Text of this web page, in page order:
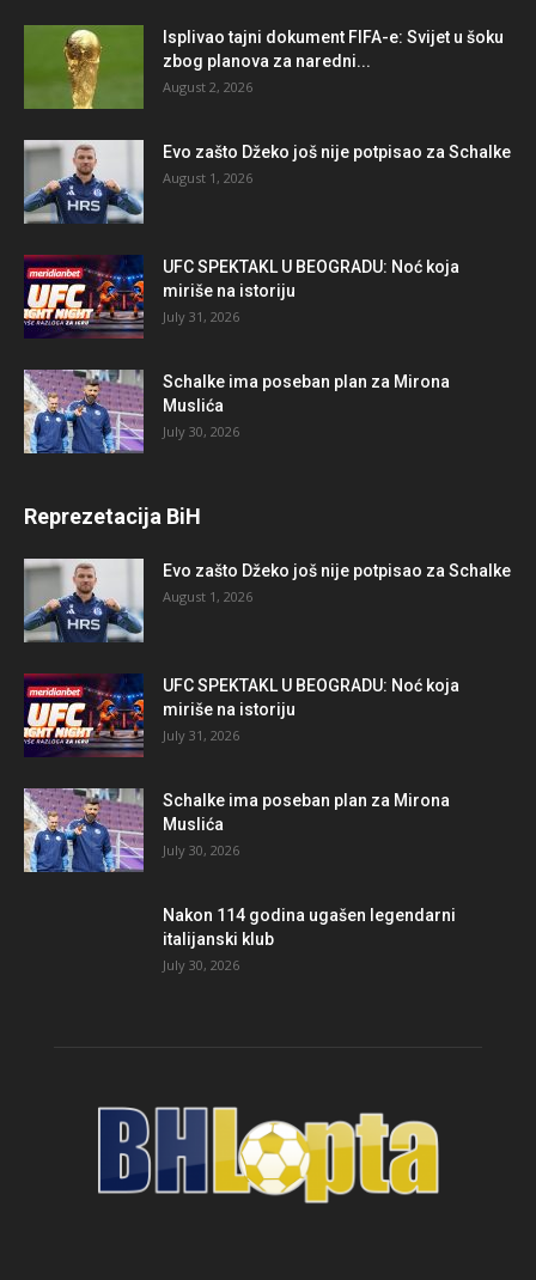
Isplivao tajni dokument FIFA-e: Svijet u šoku
zbog planova za naredni...
August 2, 2026
Evo zašto Džeko još nije potpisao za Schalke
August 1, 2026
UFC SPEKTAKL U BEOGRADU: Noć koja
miriše na istoriju
July 31, 2026
Schalke ima poseban plan za Mirona
Muslića
July 30, 2026
Reprezetacija BiH
Evo zašto Džeko još nije potpisao za Schalke
August 1, 2026
UFC SPEKTAKL U BEOGRADU: Noć koja
miriše na istoriju
July 31, 2026
Schalke ima poseban plan za Mirona
Muslića
July 30, 2026
Nakon 114 godina ugašen legendarni
italijanski klub
July 30, 2026